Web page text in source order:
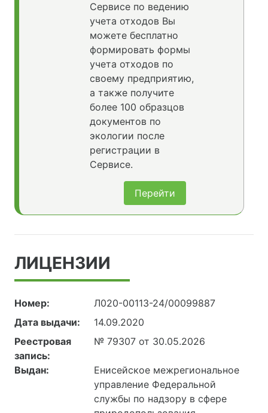
Сервисе по ведению
учета отходов Вы
можете бесплатно
формировать формы
учета отходов по
своему предприятию,
а также получите
более 100 образцов
документов по
экологии после
регистрации в
Сервисе.
Перейти
ЛИЦЕНЗИИ
Номер:
Л020-00113-24/00099887
Дата выдачи:
14.09.2020
Реестровая
запись:
№ 79307 от 30.05.2026
Выдан:
Енисейское межрегиональное
управление Федеральной
службы по надзору в сфере